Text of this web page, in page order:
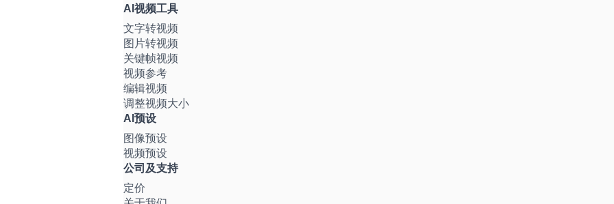
AI视频工具
文字转视频
图片转视频
关键帧视频
视频参考
编辑视频
调整视频大小
AI预设
图像预设
视频预设
公司及支持
定价